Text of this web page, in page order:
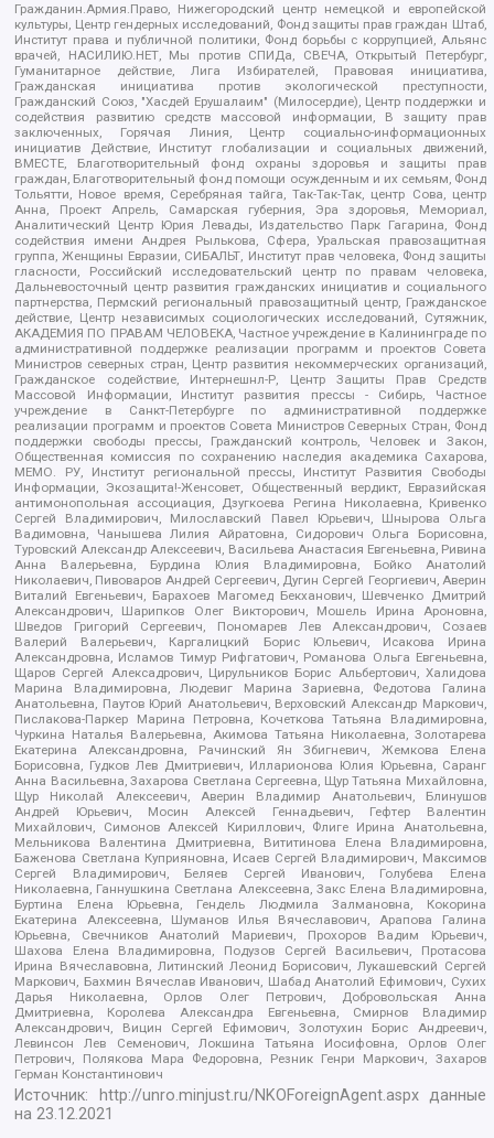
Гражданин.Армия.Право, Нижегородский центр немецкой и европейской
культуры, Центр гендерных исследований, Фонд защиты прав граждан Штаб,
Институт права и публичной политики, Фонд борьбы с коррупцией, Альянс
врачей, НАСИЛИЮ.НЕТ, Мы против СПИДа, СВЕЧА, Открытый Петербург,
Гуманитарное действие, Лига Избирателей, Правовая инициатива,
Гражданская инициатива против экологической преступности,
Гражданский Союз, "Хасдей Ерушалаим" (Милосердие), Центр поддержки и
содействия развитию средств массовой информации, В защиту прав
заключенных, Горячая Линия, Центр социально-информационных
инициатив Действие, Институт глобализации и социальных движений,
ВМЕСТЕ, Благотворительный фонд охраны здоровья и защиты прав
граждан, Благотворительный фонд помощи осужденным и их семьям, Фонд
Тольятти, Новое время, Серебряная тайга, Так-Так-Так, центр Сова, центр
Анна, Проект Апрель, Самарская губерния, Эра здоровья, Мемориал,
Аналитический Центр Юрия Левады, Издательство Парк Гагарина, Фонд
содействия имени Андрея Рылькова, Сфера, Уральская правозащитная
группа, Женщины Евразии, СИБАЛЬТ, Институт прав человека, Фонд защиты
гласности, Российский исследовательский центр по правам человека,
Дальневосточный центр развития гражданских инициатив и социального
партнерства, Пермский региональный правозащитный центр, Гражданское
действие, Центр независимых социологических исследований, Сутяжник,
АКАДЕМИЯ ПО ПРАВАМ ЧЕЛОВЕКА, Частное учреждение в Калининграде по
административной поддержке реализации программ и проектов Совета
Министров северных стран, Центр развития некоммерческих организаций,
Гражданское содействие, Интернешнл-Р, Центр Защиты Прав Средств
Массовой Информации, Институт развития прессы - Сибирь, Частное
учреждение в Санкт-Петербурге по административной поддержке
реализации программ и проектов Совета Министров Северных Стран, Фонд
поддержки свободы прессы, Гражданский контроль, Человек и Закон,
Общественная комиссия по сохранению наследия академика Сахарова,
МЕМО. РУ, Институт региональной прессы, Институт Развития Свободы
Информации, Экозащита!-Женсовет, Общественный вердикт, Евразийская
антимонопольная ассоциация, Дзугкоева Регина Николаевна, Кривенко
Сергей Владимирович, Милославский Павел Юрьевич, Шнырова Ольга
Вадимовна, Чанышева Лилия Айратовна, Сидорович Ольга Борисовна,
Туровский Александр Алексеевич, Васильева Анастасия Евгеньевна, Ривина
Анна Валерьевна, Бурдина Юлия Владимировна, Бойко Анатолий
Николаевич, Пивоваров Андрей Сергеевич, Дугин Сергей Георгиевич, Аверин
Виталий Евгеньевич, Барахоев Магомед Бекханович, Шевченко Дмитрий
Александрович, Шарипков Олег Викторович, Мошель Ирина Ароновна,
Шведов Григорий Сергеевич, Пономарев Лев Александрович, Созаев
Валерий Валерьевич, Каргалицкий Борис Юльевич, Исакова Ирина
Александровна, Исламов Тимур Рифгатович, Романова Ольга Евгеньевна,
Щаров Сергей Алексадрович, Цирульников Борис Альбертович, Халидова
Марина Владимировна, Людевиг Марина Зариевна, Федотова Галина
Анатольевна, Паутов Юрий Анатольевич, Верховский Александр Маркович,
Пислакова-Паркер Марина Петровна, Кочеткова Татьяна Владимировна,
Чуркина Наталья Валерьевна, Акимова Татьяна Николаевна, Золотарева
Екатерина Александровна, Рачинский Ян Збигневич, Жемкова Елена
Борисовна, Гудков Лев Дмитриевич, Илларионова Юлия Юрьевна, Саранг
Анна Васильевна, Захарова Светлана Сергеевна, Щур Татьяна Михайловна,
Щур Николай Алексеевич, Аверин Владимир Анатольевич, Блинушов
Андрей Юрьевич, Мосин Алексей Геннадьевич, Гефтер Валентин
Михайлович, Симонов Алексей Кириллович, Флиге Ирина Анатольевна,
Мельникова Валентина Дмитриевна, Вититинова Елена Владимировна,
Баженова Светлана Куприяновна, Исаев Сергей Владимирович, Максимов
Сергей Владимирович, Беляев Сергей Иванович, Голубева Елена
Николаевна, Ганнушкина Светлана Алексеевна, Закс Елена Владимировна,
Буртина Елена Юрьевна, Гендель Людмила Залмановна, Кокорина
Екатерина Алексеевна, Шуманов Илья Вячеславович, Арапова Галина
Юрьевна, Свечников Анатолий Мариевич, Прохоров Вадим Юрьевич,
Шахова Елена Владимировна, Подузов Сергей Васильевич, Протасова
Ирина Вячеславовна, Литинский Леонид Борисович, Лукашевский Сергей
Маркович, Бахмин Вячеслав Иванович, Шабад Анатолий Ефимович, Сухих
Дарья Николаевна, Орлов Олег Петрович, Добровольская Анна
Дмитриевна, Королева Александра Евгеньевна, Смирнов Владимир
Александрович, Вицин Сергей Ефимович, Золотухин Борис Андреевич,
Левинсон Лев Семенович, Локшина Татьяна Иосифовна, Орлов Олег
Петрович, Полякова Мара Федоровна, Резник Генри Маркович, Захаров
Герман Константинович
Источник: http://unro.minjust.ru/NKOForeignAgent.aspxданные
на23.12.2021